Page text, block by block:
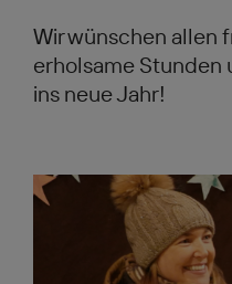
Wir wünschen allen
erholsame Stunden
ins neue Jahr!